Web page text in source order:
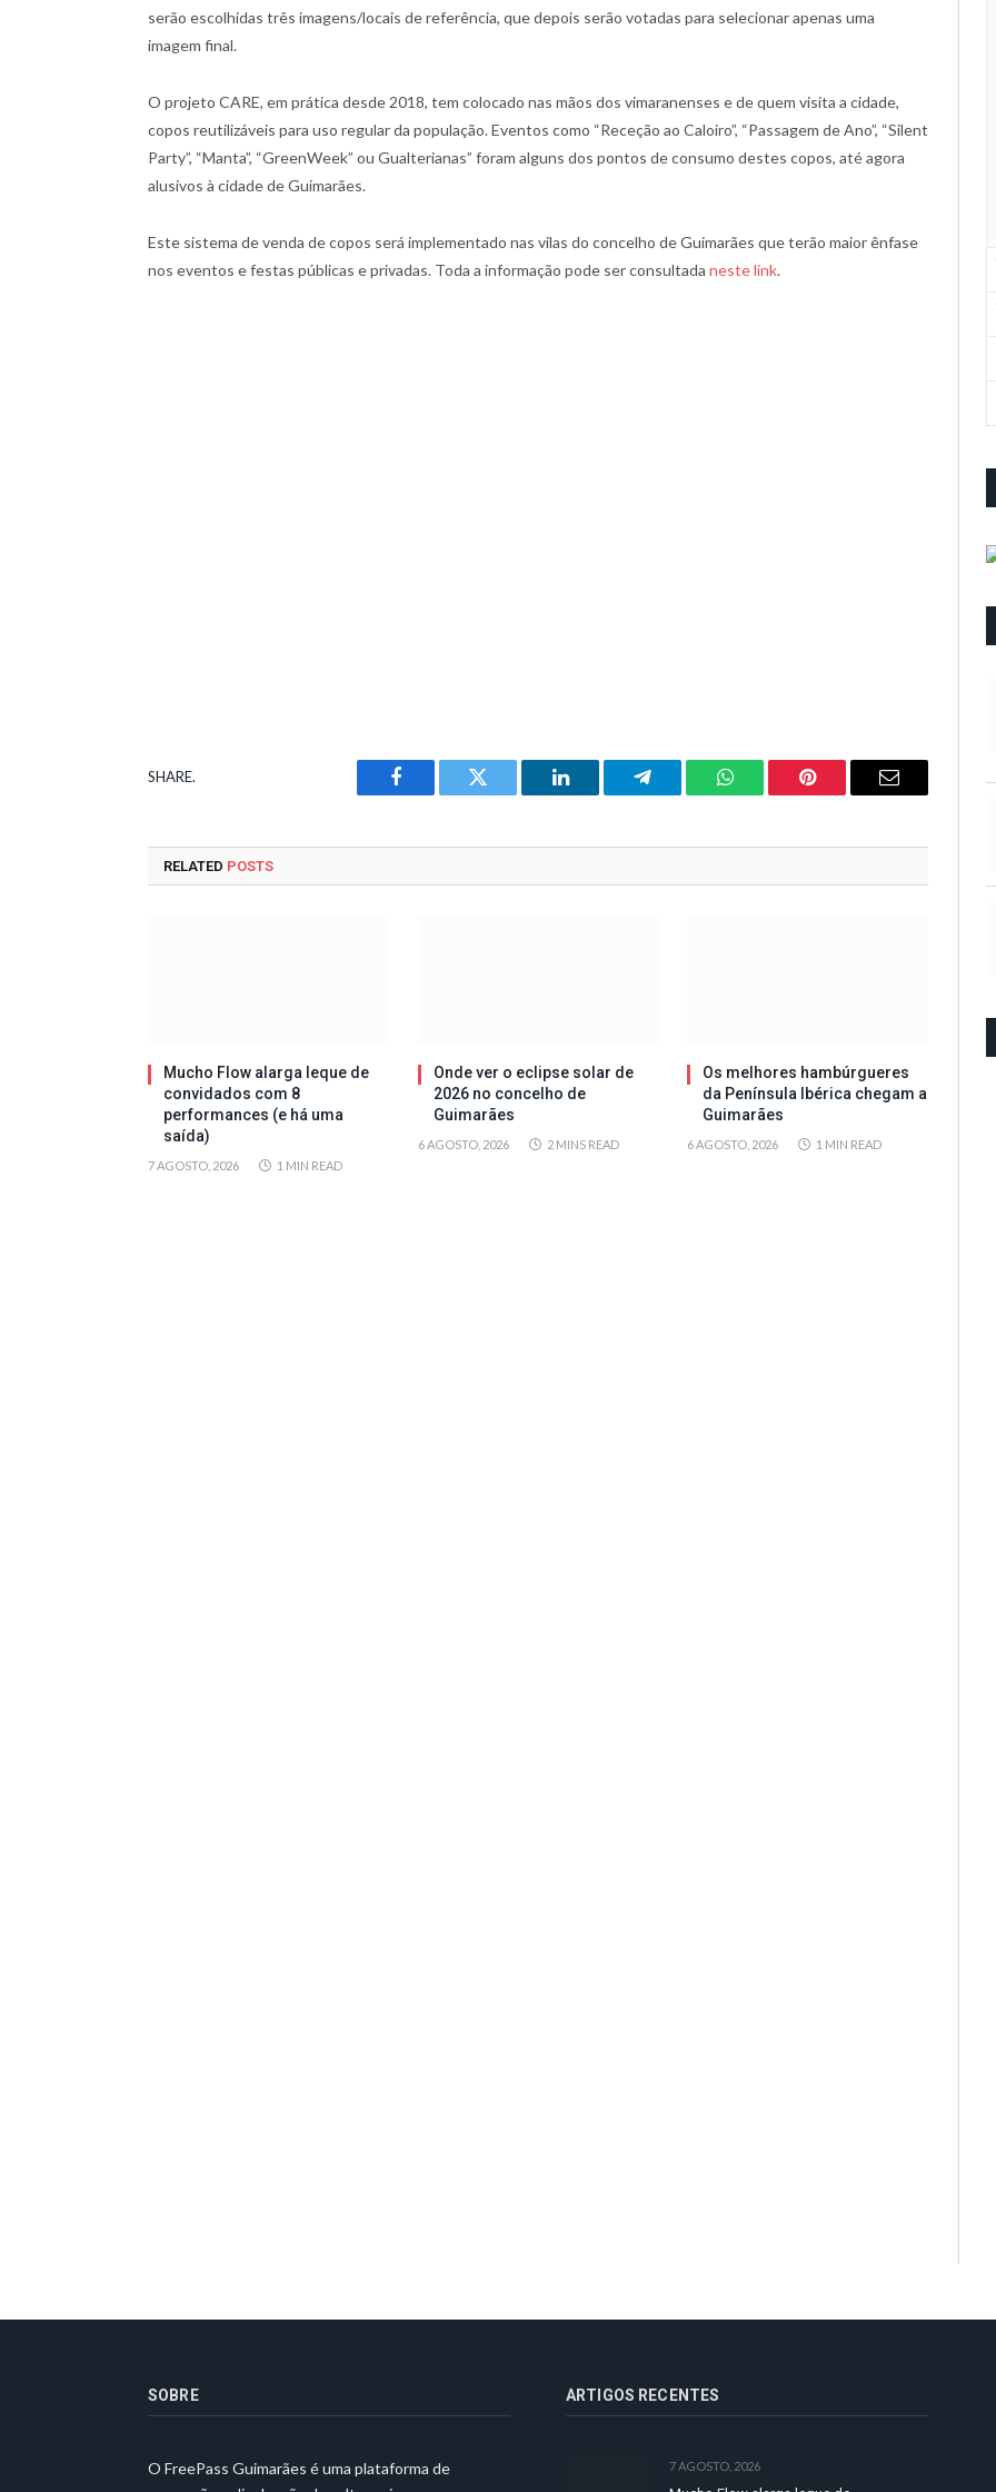
serão escolhidas três imagens/locais de referência, que depois serão votadas para selecionar apenas uma
imagem final.
O projeto CARE, em prática desde 2018, tem colocado nas mãos dos vimaranenses e de quem visita a cidade,
copos reutilizáveis para uso regular da população. Eventos como “Receção ao Caloiro”, “Passagem de Ano”, “Silent
Party”, “Manta”, “GreenWeek” ou Gualterianas” foram alguns dos pontos de consumo destes copos, até agora
alusivos à cidade de Guimarães.
Este sistema de venda de copos será implementado nas vilas do concelho de Guimarães que terão maior ênfase
nos eventos e festas públicas e privadas. Toda a informação pode ser consultada neste link.
SHARE.
Facebook Twitter LinkedIn Telegram WhatsAppPinterest Email
RELATED POSTS
Mucho Flow alarga leque de
convidados com 8
performances (e há uma
saída)
7 AGOSTO, 2026 1 MIN READ
Onde ver o eclipse solar de
2026 no concelho de
Guimarães
6 AGOSTO, 2026 2 MINS READ
Os melhores hambúrgueres
da Península Ibérica chegam a
Guimarães
6 AGOSTO, 2026 1 MIN READ
SOBRE
O FreePass Guimarães é uma plataforma de
ARTIGOS RECENTES
7 AGOSTO, 2026